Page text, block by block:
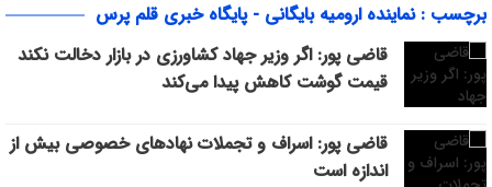
برچسب : نماینده ارومیه بایگانی - پایگاه خبری قلم پرس
قاضی پور: اگر وزیر جهاد کشاورزی در بازار دخالت نکند
قیمت گوشت کاهش پیدا می‌کند
قاضی پور: اسراف و تجملات نهادهای خصوصی بیش از
اندازه است